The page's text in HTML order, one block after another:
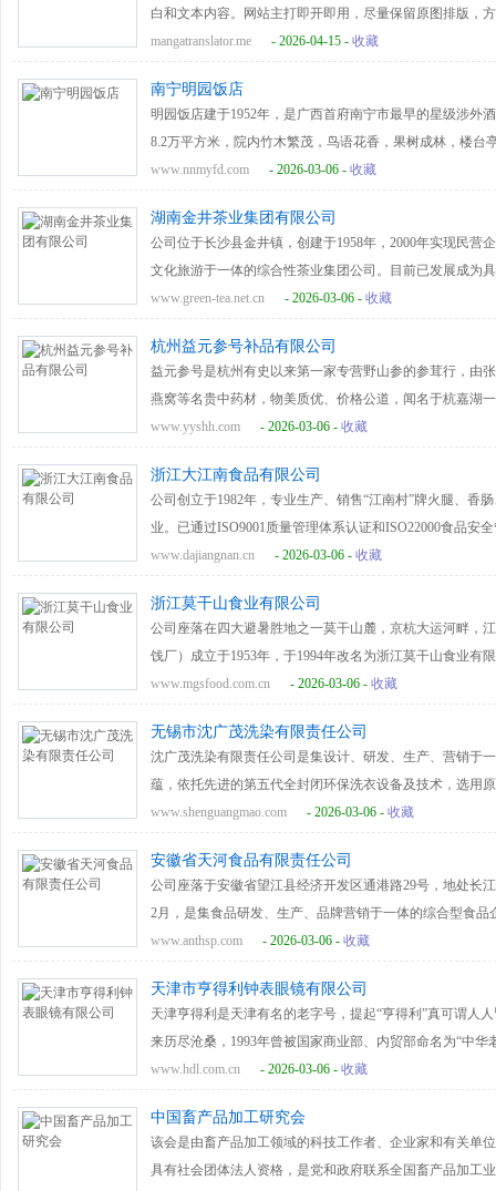
白和文本内容。网站主打即开即用，尽量保留原图排版，
读、辅助理解和内容处理等场景。
mangatranslator.me - 2026-04-15 - 收藏
南宁明园饭店
明园饭店建于1952年，是广西首府南宁市最早的星级涉外
8.2万平方米，院内竹木繁茂，鸟语花香，果树成林，楼
高级饭店。院内有二幢大楼，4幢别墅式小楼，拥有高、
个，特别是华丽宽敞的大礼堂，可同时接待400人开会或
获得全国最佳星级饭店，2001年荣升为四星级饭店，被评
的“中华老字号”称号。明园饭店曾接待过众多的中外领袖
召开中共中央政治局工作会议（南宁会议）。刘少奇、周
会议，分别住明园二、三、四、五号楼。1960年5月19日
1963年6月25日柬埔寨王国西哈努克国王下榻明园饭店五
的辉煌已载入史册，明园的今天和明天要靠广大干部员工
艰苦创业、开拓进取，在各界新朋老友的支持下，满怀希
www.nnmyfd.com - 2026-03-06 - 收藏
湖南金井茶业集团有限公司
公司位于长沙县金井镇，创建于1958年，2000年实现民营
文化旅游于一体的综合性茶业集团公司。目前已发展成为
业、中华老字号企业、全国科普惠农兴村先进单位、农业
和谐企业、湖南农业优势特色产业千亿产业标杆龙头企业
奖，2016年公司绿茶加工工艺被列入湖南省非物质文化遗
业劳动模范，得到了习近平总书记的亲切接见。2022年公
立了湖南省第一家省名优茶技术创新中心暨刘仲华院士团
金茶科技产业园建筑面积2.6万平方米。采取“龙头企业+合
亩，良种茶无性繁殖基地150亩，下辖6个加工厂，6个分
中绿华夏有机食品、欧盟有机认证、美国农业部有机认证
www.green-tea.net.cn - 2026-03-06 - 收藏
杭州益元参号补品有限公司
益元参号是杭州有史以来第一家专营野山参的参茸行，由
燕窝等名贵中药材，物美质优、价格公道，闻名于杭嘉湖
心产品，并同步发展出高端养生系列；冬虫夏草、燕窝、
www.yyshh.com - 2026-03-06 - 收藏
浙江大江南食品有限公司
公司创立于1982年，专业生产、销售“江南村”牌火腿、香
业。已通过ISO9001质量管理体系认证和ISO22000食品安
由国家工商行政管理总局核准注册。2003年“江南村”牌火
评为金华市非物质文化遗产传承基地。2010年被评为义乌
业等荣誉。江南村产品已销往北京、上海、新疆、山东、
入香港地区销售。与大润发、家乐福等知名超市合作，国
活消费需要为己任，向国内外消费者热忱提供放心消费的
www.dajiangnan.cn - 2026-03-06 - 收藏
浙江莫干山食业有限公司
公司座落在四大避暑胜地之一莫干山麓，京杭大运河畔
饯厂）成立于1953年，于1994年改名为浙江莫干山食业有
房占地面积3万多平方米，年生产规模可达3000吨以上，
的根本”。 公司拥有完善的生产设施、先进的检测设备、
美、酸甜、爽口、配方科学，制作精细，工艺先进，完整
“青（话）梅煮酒论英雄”，在国内外市场被消费者珍视为
沪、北京、青岛、南京、香港等大中型城市，更大量远销
多次省、市、国家级优质产品奖。“莫干山”牌系列蜜饯中
产品更荣获中国绿色食品A级产品。
www.mgsfood.com.cn - 2026-03-06 - 收藏
无锡市沈广茂洗染有限责任公司
沈广茂洗染有限责任公司是集设计、研发、生产、营销于
蕴，依托先进的第五代全封闭环保洗衣设备及技术，选用
着对洗衣行业的独特理解, 以精立业、以质取胜；让每一
Versace, Tiffany, Coach, MaxMara, Loewe的服务商, 致力
的“老字号”洗衣品牌。品牌创立沈广茂创建于清朝光绪三
锡北大街开设了一家丝绸的布庄，随着社会发展和生活观
水洗、熨烫、染色项目; 衣服的织补项目。经过时代的变
改为专业的服装洗染，正式定名为无锡市沈广茂洗染店，
年老店，被授予“老字号”称号，是中国洗染行业协会发起
www.shenguangmao.com - 2026-03-06 - 收藏
安徽省天河食品有限责任公司
公司座落于安徽省望江县经济开发区通港路29号，地处长
2月，是集食品研发、生产、品牌营销于一体的综合型食
业化龙头企业”、 “安庆市生产加工型优秀龙头企业”，被
管理体系评定证书”。安徽省天河食品有限责任公司公司占
内先进的自动化流水线生产设备，高标准的无菌生产车间
流的研发人员、管理人才及销售精英。日产能达80余吨。
境管理体系认证和ISO45001职业健康安全管理体系。公
馅国内首创，公司本着以质量立业、市场拓业、文化兴业
合作关系。
www.anthsp.com - 2026-03-06 - 收藏
天津市亨得利钟表眼镜有限公司
天津亨得利是天津有名的老字号，提起“亨得利”真可谓人
来历尽沧桑，1993年曾被国家商业部、内贸部命名为“中
会“亨得利、亨达利”(钟表)商业分会的理事长单位。
www.hdl.com.cn - 2026-03-06 - 收藏
中国畜产品加工研究会
该会是由畜产品加工领域的科技工作者、企业家和有关单
具有社会团体法人资格，是党和政府联系全国畜产品加工